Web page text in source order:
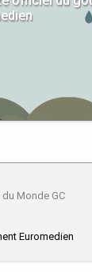
Monde GC
Euromedien